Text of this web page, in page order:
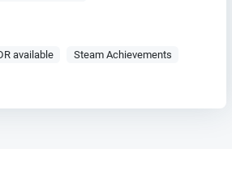
available
Steam Achievements